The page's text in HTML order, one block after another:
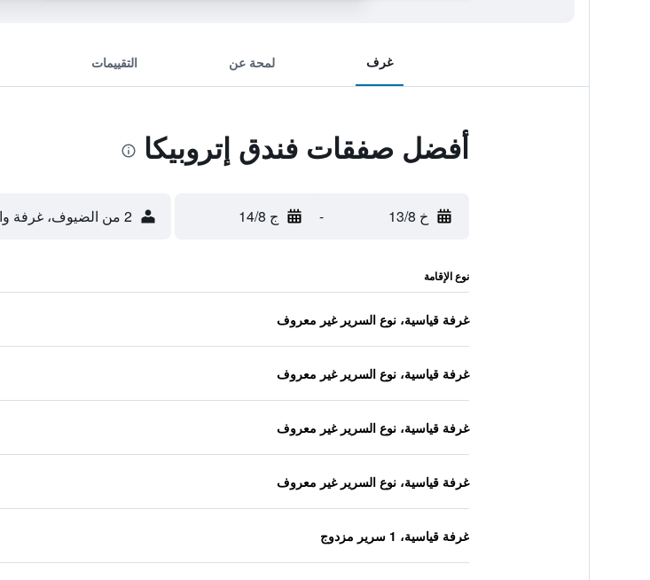
غرف لمحة عن التقييمات
أفضل صفقات فندق إتروبيكا
خ 13/8 - ج 14/8 2 من الضيوف، غرفة واحدة
نوع الإقامة
غرفة قياسية، نوع السرير غير معروف
غرفة قياسية، نوع السرير غير معروف
غرفة قياسية، نوع السرير غير معروف
غرفة قياسية، نوع السرير غير معروف
غرفة قياسية، 1 سرير مزدوج